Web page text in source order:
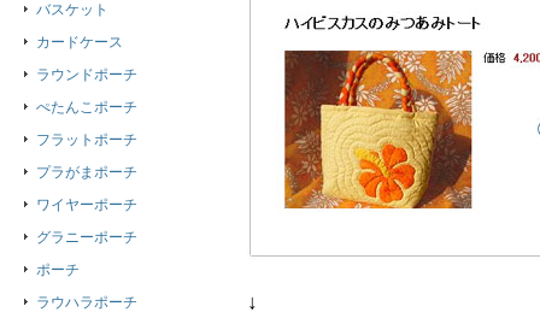
↓
バスケット
カードケース
ラウンドポーチ
ぺたんこポーチ
フラットポーチ
プラがまポーチ
ワイヤーポーチ
グラニーポーチ
ポーチ
ラウハラポーチ